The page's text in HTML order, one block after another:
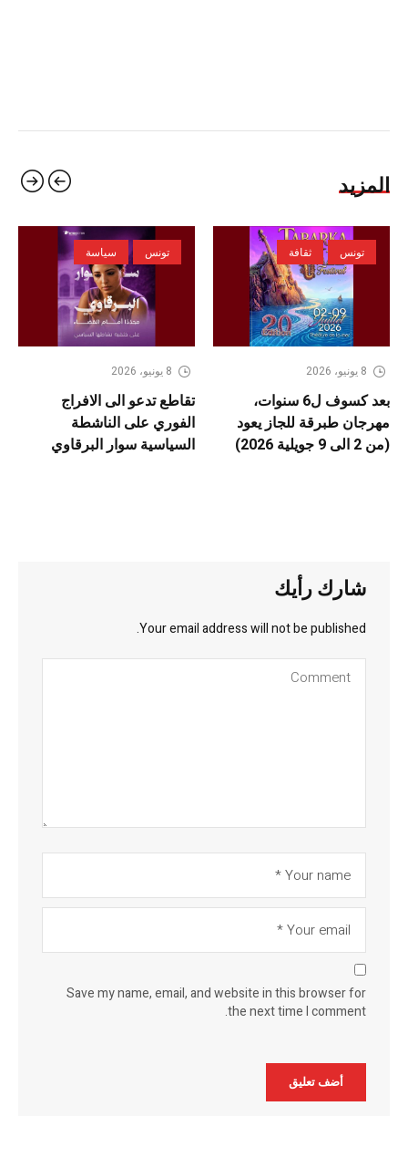
المزيد
تونس ثقافة
8 يونيو، 2026
بعد كسوف ل6 سنوات،
مهرجان طبرقة للجاز يعود
(من 2 الى 9 جويلية 2026)
تونس سياسة
8 يونيو، 2026
تقاطع تدعو الى الافراج
الفوري على الناشطة
السياسية سوار البرقاوي
شارك رأيك
Your email address will not be published.
Save my name, email, and website in this browser for
the next time I comment.